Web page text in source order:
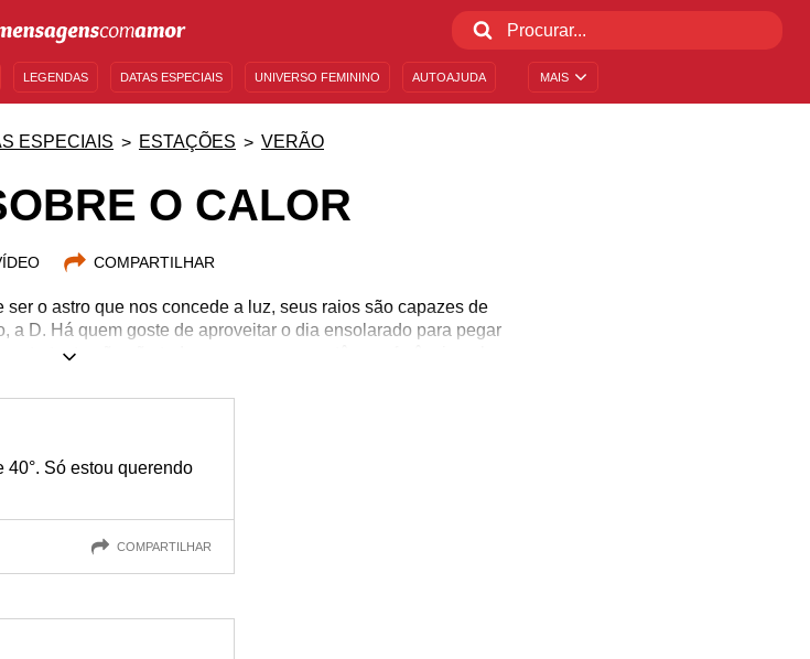
MAIS
LEGENDAS DATAS ESPECIAIS UNIVERSO FEMININO AUTOAJUDA
ESPECIAIS ESTAÇÕES VERÃO
O CALOR
COMPARTILHAR
o astro que nos concede a luz, seus raios são capazes de
a D. Há quem goste de aproveitar o dia ensolarado para pegar
não são todas as pessoas que têm preferência pelo
ou não, preparamos algumas frases sobre o calor para você
o seu humor ou sentimento do dia. Pegue uma aguinha para
40°. Só estou querendo
COMPARTILHAR